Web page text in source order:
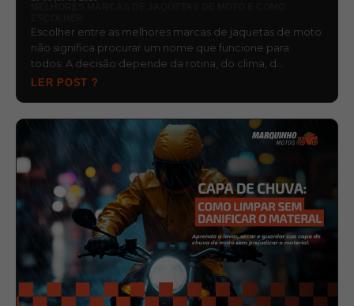
Escolher entre as melhores marcas de jaquetas de moto
não significa procurar um nome que funcione para
todos. A decisão depende da rotina, do clima, d…
LER POST ?